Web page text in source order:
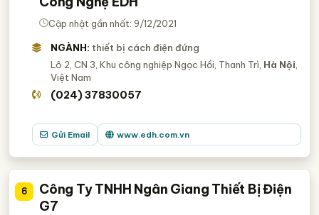
Cập nhật gần nhất: 9/12/2021
NGÀNH: thiết bị cách điện đứng
Lô 2, CN 3, Khu công nghiệp Ngọc Hồi, Thanh Trì, Hà Nội
Việt Nam
(024) 37830057
Gửi Email www.edh.com.vn
6
Công Ty TNHH Ngân Giang Thiết Bị Điện
G7